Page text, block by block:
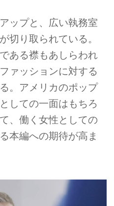
ップと、広い執務室
切り取られている。
ある襟もあしらわれ
ァッションに対する
。アメリカのポップ
しての一面はもちろ
、働く女性としての
本編への期待が高ま